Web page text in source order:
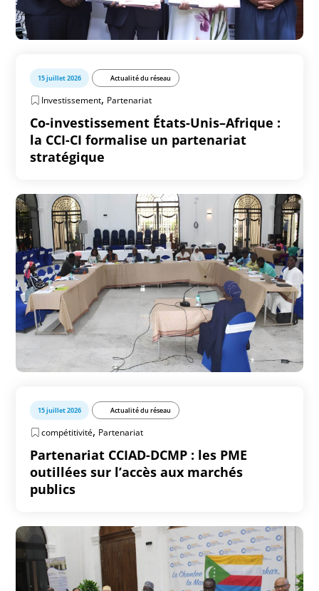
15 juillet 2026 Actualité du réseau
Investissement, Partenariat
Co-investissement États-Unis–Afrique :
la CCI-CI formalise un partenariat
stratégique
15 juillet 2026 Actualité du réseau
compétitivité, Partenariat
Partenariat CCIAD-DCMP : les PME
outillées sur l’accès aux marchés
publics